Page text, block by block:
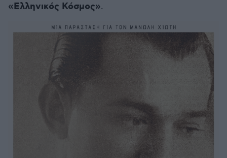
«Ελληνικός Κόσμος».